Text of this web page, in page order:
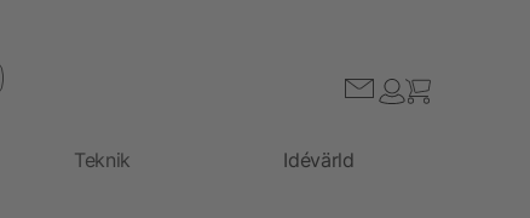
Teknik Idévärld